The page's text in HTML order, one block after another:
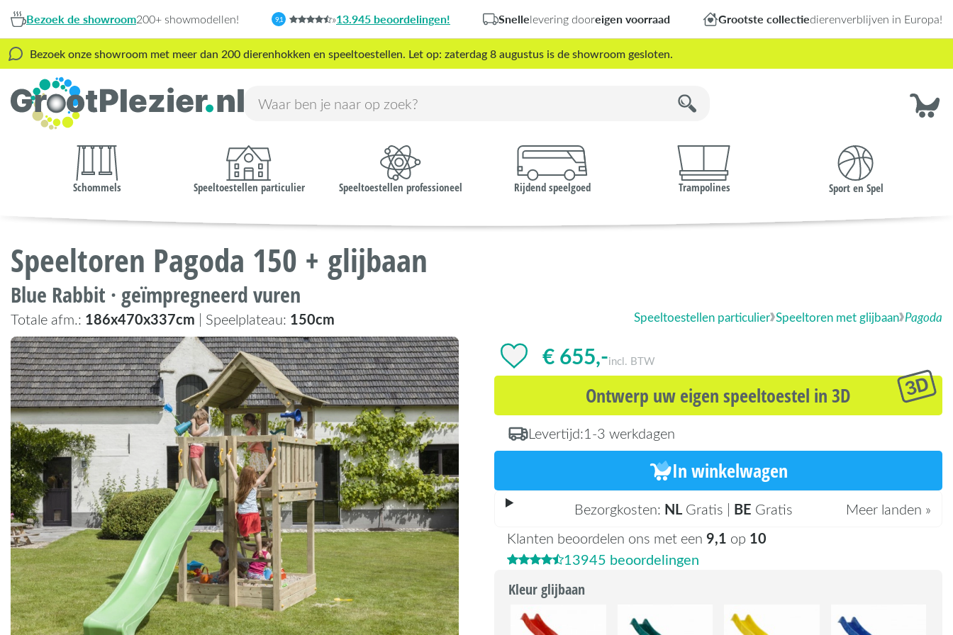
Bezoek de showroom200+ showmodellen! 9,1 »13.945 beoordelingen! Snellelevering dooreigen voorraad Grootste collectiedierenverblijven in Europa!
Bezoek onze showroom met meer dan 200 dierenhokken en speeltoestellen. Let op: zaterdag 8 augustus is de showroom gesloten.
Schommels Speeltoestellen particulier Speeltoestellen professioneel Rijdend speelgoed Trampolines Sport en Spel
Speeltoren Pagoda 150 + glijbaan
Blue Rabbit · geïmpregneerd vuren
Totale afm.: 186x470x337cm | Speelplateau: 150cm Speeltoestellen particulier Speeltoren met glijbaan Pagoda
€ 655,-incl. BTW
Ontwerp uw eigen speeltoestel in 3D
Levertijd:1-3 werkdagen
In winkelwagen
Bezorgkosten: NLGratis | BE Gratis
Meer landen »
Klanten beoordelen ons met een 9,1 op 10
13945 beoordelingen
Kleur glijbaan